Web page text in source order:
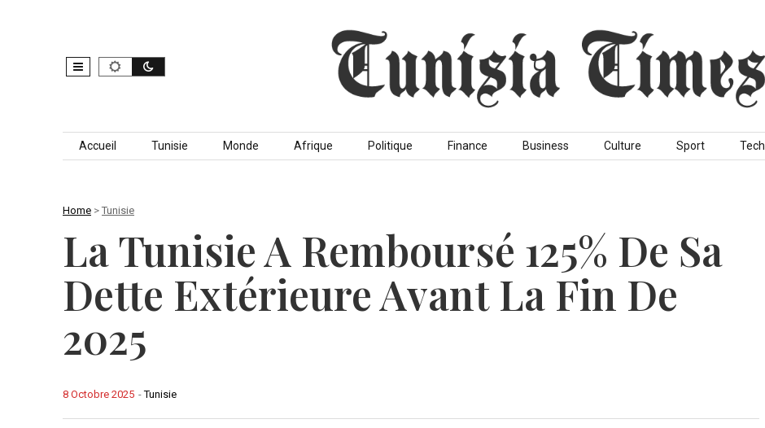
Skip to content
Accueil Tunisie Monde Afrique Politique Finance Business Culture Sport Tech
Home > Tunisie
La Tunisie A Remboursé 125% De Sa
Dette Extérieure Avant La Fin De
2025
-Tunisie
8 Octobre 2025